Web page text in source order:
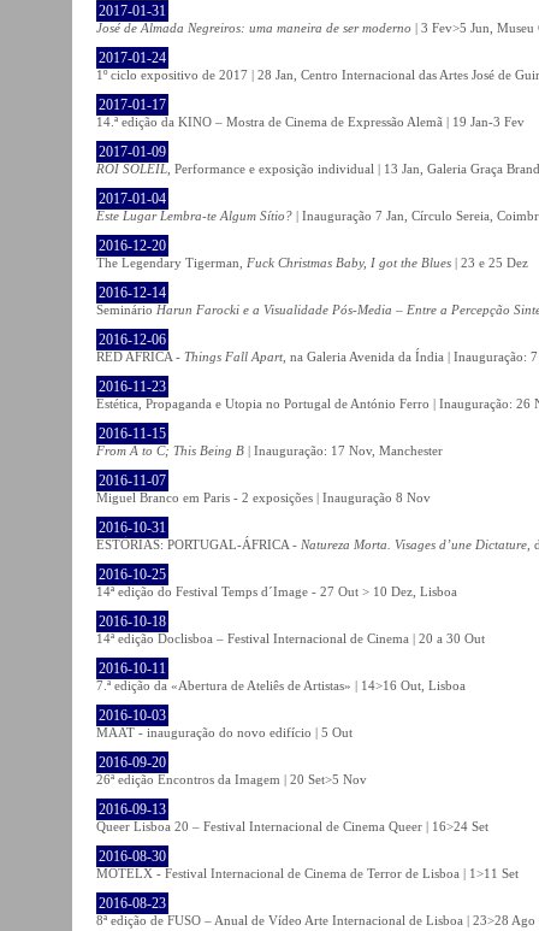
2017-01-31
José de Almada Negreiros: uma maneira de ser moderno | 3 Fev>5 Jun,
2017-01-24
1º ciclo expositivo de 2017 | 28 Jan, Centro Internacional das Artes José de
2017-01-17
14.ª edição da KINO – Mostra de Cinema de Expressão Alemã | 19 Jan-3 Fev
2017-01-09
ROI SOLEIL , Performance e exposição individual | 13 Jan, Galeria Graça
2017-01-04
Este Lugar Lembra-te Algum Sítio? | Inauguração 7 Jan, Círculo Sereia,
2016-12-20
The Legendary Tigerman, Fuck Christmas Baby, I got the Blues | 23 e 25 Dez
2016-12-14
Seminário Harun Farocki e a Visualidade Pós-Media – Entre a Percepção
2016-12-06
RED AFRICA - Things Fall Apart , na Galeria Avenida da Índia | Inauguração:
2016-11-23
Estética, Propaganda e Utopia no Portugal de António Ferro | Inauguração: 26
2016-11-15
From A to C; This Being B | Inauguração: 17 Nov, Manchester
2016-11-07
Miguel Branco em Paris - 2 exposições | Inauguração 8 Nov
2016-10-31
ESTÓRIAS: PORTUGAL-ÁFRICA - Natureza Morta. Visages d’une Dictature
2016-10-25
14ª edição do Festival Temps d´Image - 27 Out > 10 Dez, Lisboa
2016-10-18
14ª edição Doclisboa – Festival Internacional de Cinema | 20 a 30 Out
2016-10-11
7.ª edição da «Abertura de Ateliês de Artistas» | 14>16 Out, Lisboa
2016-10-03
MAAT - inauguração do novo edifício | 5 Out
2016-09-20
26ª edição Encontros da Imagem | 20 Set>5 Nov
2016-09-13
Queer Lisboa 20 – Festival Internacional de Cinema Queer | 16>24 Set
2016-08-30
MOTELX - Festival Internacional de Cinema de Terror de Lisboa | 1>11 Set
2016-08-23
8ª edição de FUSO – Anual de Vídeo Arte Internacional de Lisboa | 23>28 Ago